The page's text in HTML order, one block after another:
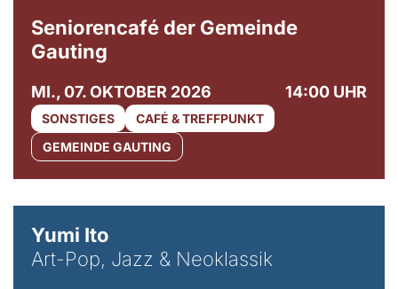
Seniorencafé der Gemeinde
Gauting
MI., 07. OKTOBER 2026 14:00 UHR
SONSTIGES
CAFÉ & TREFFPUNKT
GEMEINDE GAUTING
Yumi Ito
Art-Pop, Jazz & Neoklassik